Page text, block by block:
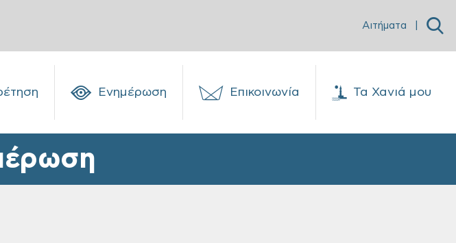
Αιτήματα
Ενημέρωση Επικοινωνία Τα Χανιά μου